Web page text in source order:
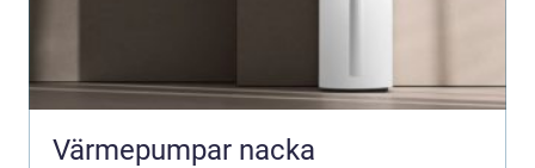
Värmepumpar nacka